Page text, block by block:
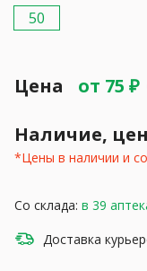
50
Цена от 75 ₽
Наличие,
*Цены в наличии и
Со склада: в 39
Доставка